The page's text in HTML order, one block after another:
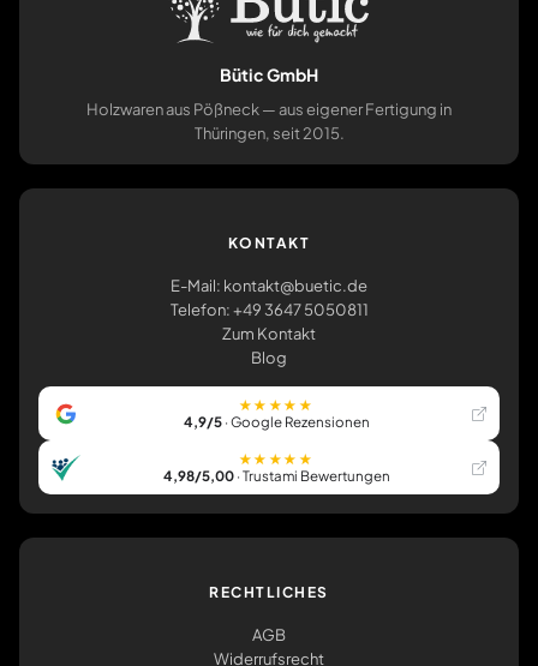
Bütic GmbH
Holzwaren aus Pößneck — aus eigener Fertigung in
Thüringen, seit 2015.
KONTAKT
E-Mail: kontakt@buetic.de
Telefon: +49 3647 5050811
Zum Kontakt
Blog
★★★★★
4,9/5· Google Rezensionen
★★★★★
4,98/5,00· Trustami Bewertungen
RECHTLICHES
AGB
Widerrufsrecht